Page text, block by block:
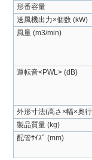
形番容量
送風機出力×個数 (kW)
風量 (m3/min)
運転音<PWL> (dB)
外形寸法(高さ×幅×奥
製品質量 (kg)
配管ｻｲｽﾞ (mm)